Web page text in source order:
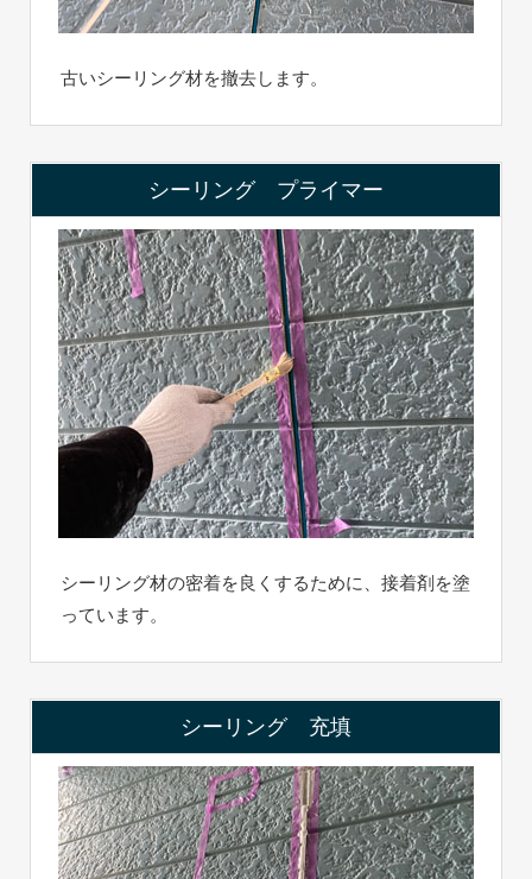
古いシーリング材を撤去します。
シーリング プライマー
シーリング材の密着を良くするために、接着剤を塗
っています。
シーリング 充填